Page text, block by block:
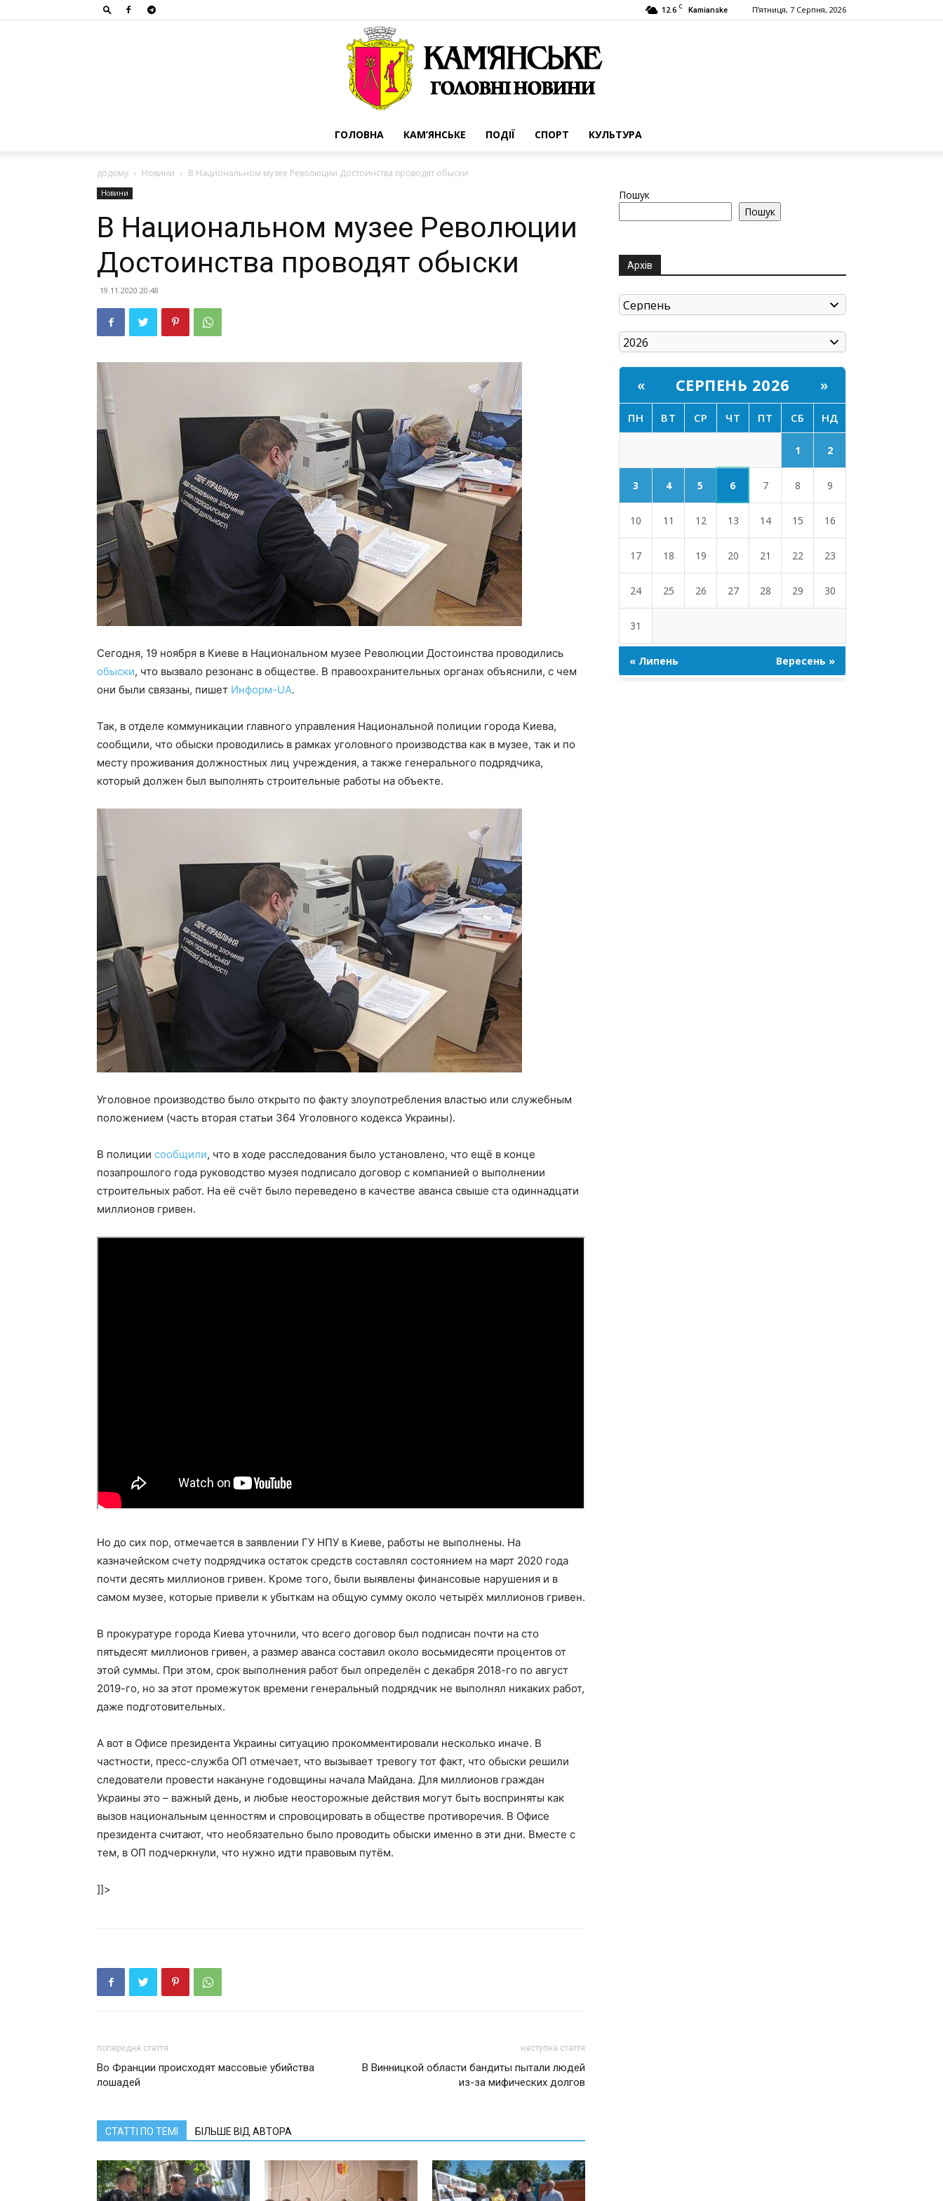
12.6 C Kamianske П’ятниця, 7 Серпня, 2026
ГОЛОВНА КАМ’ЯНСЬКЕ ПОДІЇ СПОРТ КУЛЬТУРА
додому Новини В Национальном музее Революции Достоинства проводят обыски
Новини
В Национальном музее Революции
Достоинства проводят обыски
19.11.2020 20:48
Сегодня, 19 ноября в Киеве в Национальном музее Революции Достоинства проводились
обыски, что вызвало резонанс в обществе. В правоохранительных органах объяснили, с чем
они были связаны, пишет Информ-UA.
Так, в отделе коммуникации главного управления Национальной полиции города Киева,
сообщили, что обыски проводились в рамках уголовного производства как в музее, так и по
месту проживания должностных лиц учреждения, а также генерального подрядчика,
который должен был выполнять строительные работы на объекте.
Уголовное производство было открыто по факту злоупотребления властью или служебным
положением (часть вторая статьи 364 Уголовного кодекса Украины).
В полиции сообщили, что в ходе расследования было установлено, что ещё в конце
позапрошлого года руководство музея подписало договор с компанией о выполнении
строительных работ. На её счёт было переведено в качестве аванса свыше ста одиннадцати
миллионов гривен.
Но до сих пор, отмечается в заявлении ГУ НПУ в Киеве, работы не выполнены. На
казначейском счету подрядчика остаток средств составлял состоянием на март 2020 года
почти десять миллионов гривен. Кроме того, были выявлены финансовые нарушения и в
самом музее, которые привели к убыткам на общую сумму около четырёх миллионов гривен.
В прокуратуре города Киева уточнили, что всего договор был подписан почти на сто
пятьдесят миллионов гривен, а размер аванса составил около восьмидесяти процентов от
этой суммы. При этом, срок выполнения работ был определён с декабря 2018-го по август
2019-го, но за этот промежуток времени генеральный подрядчик не выполнял никаких работ,
даже подготовительных.
А вот в Офисе президента Украины ситуацию прокомментировали несколько иначе. В
частности, пресс-служба ОП отмечает, что вызывает тревогу тот факт, что обыски решили
следователи провести накануне годовщины начала Майдана. Для миллионов граждан
Украины это – важный день, и любые неосторожные действия могут быть восприняты как
вызов национальным ценностям и спровоцировать в обществе противоречия. В Офисе
президента считают, что необязательно было проводить обыски именно в эти дни. Вместе с
тем, в ОП подчеркнули, что нужно идти правовым путём.
]]>
попередня стаття
Во Франции происходят массовые убийства
лошадей
наступна стаття
В Винницкой области бандиты пытали людей
из-за мифических долгов
СТАТТІ ПО ТЕМІ БІЛЬШЕ ВІД АВТОРА
Пошук
Пошук
Архів
« СЕРПЕНЬ 2026 »
ПН ВТ СР ЧТ ПТ СБ НД
1 2
3 4 5 6 7 8 9
10 11 12 13 14 15 16
17 18 19 20 21 22 23
24 25 26 27 28 29 30
31
« Липень Вересень »